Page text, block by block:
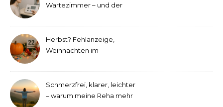
Wartezimmer – und der
Herbst? Fehlanzeige,
Weihnachten im
Schmerzfrei, klarer, leichter
– warum meine Reha mehr